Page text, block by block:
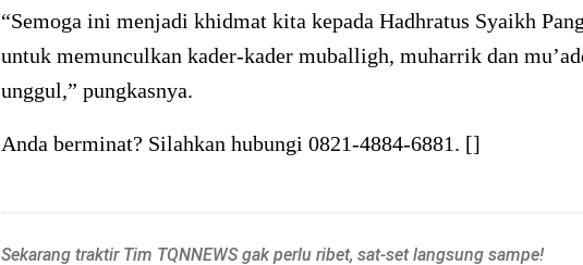
“Semoga ini menjadi khidmat kita kepada Hadhratus Syaikh
untuk memunculkan kader-kader muballigh, muharrik dan
unggul,” pungkasnya.
Anda berminat? Silahkan hubungi 0821-4884-6881. []
Sekarang traktir Tim TQNNEWS gak perlu ribet, sat-set langsung sampe!